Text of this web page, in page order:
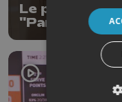
Le parquet
"Parquet